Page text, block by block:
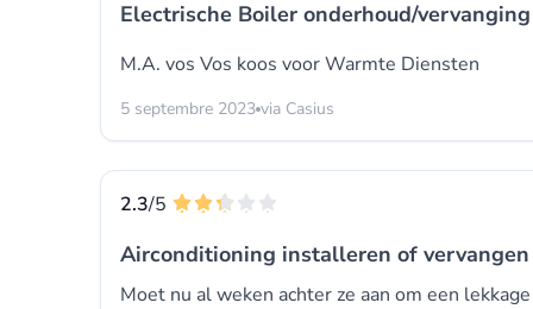
Electrische Boiler onderhoud/vervanging
M.A. vos Vos koos voorWarmte Diensten
5 septembre 2023 via Casius
2.3/5
Airconditioning installeren of
Moet nu al weken achter ze aan om een